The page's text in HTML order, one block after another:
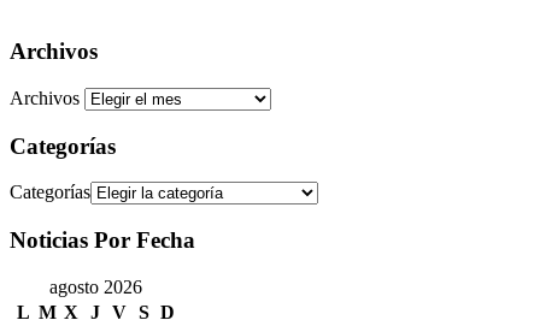
Archivos
Archivos
Categorías
Categorías
Noticias Por Fecha
agosto 2026
L M X J V S D